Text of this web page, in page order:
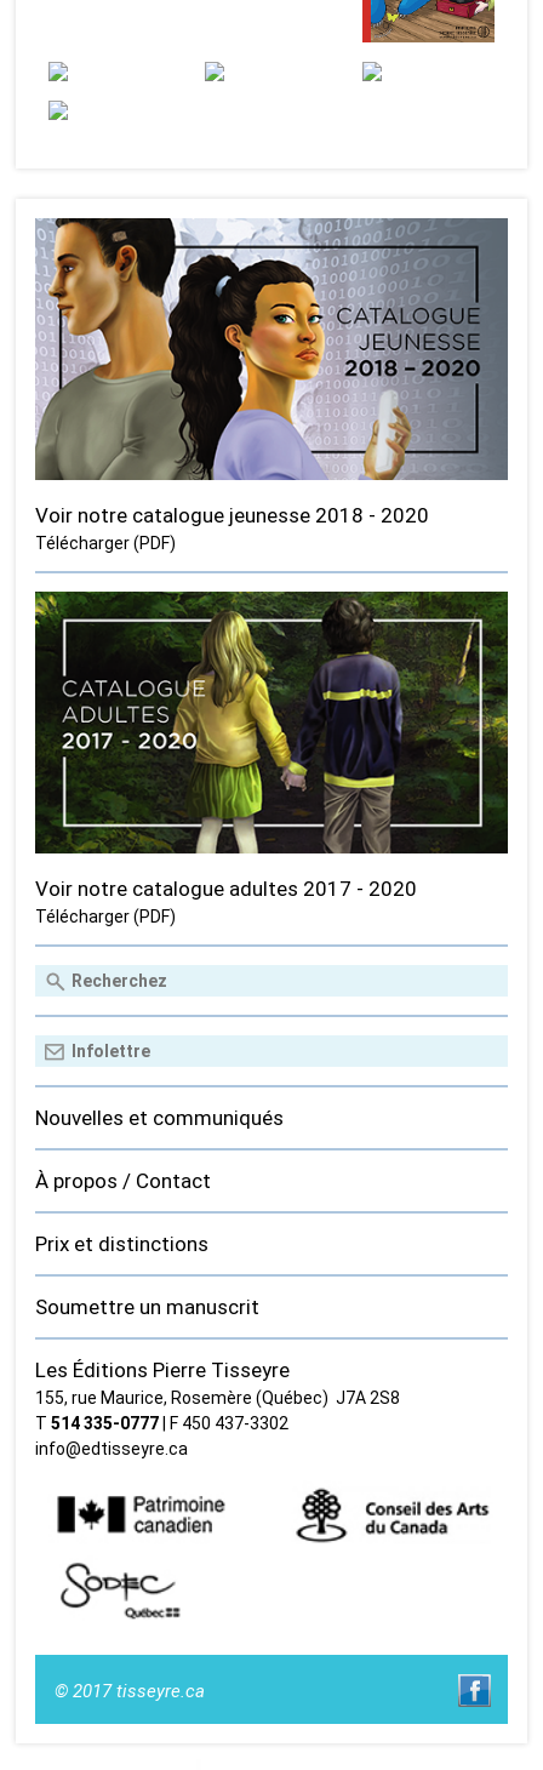
Voir notre catalogue jeunesse 2018 - 2020
Télécharger (PDF)
Voir notre catalogue adultes 2017 - 2020
Télécharger (PDF)
Nouvelles et communiqués
À propos / Contact
Prix et distinctions
Soumettre un manuscrit
Les Éditions Pierre Tisseyre
155, rue Maurice, Rosemère (Québec) J7A 2S8
T514 335‑0777 | F 450 437‑3302
info@edtisseyre.ca
© 2017 tisseyre.ca